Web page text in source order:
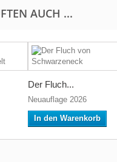
AUCH ...
Der Fluch...
Neuauflage 2026
In den Warenkorb